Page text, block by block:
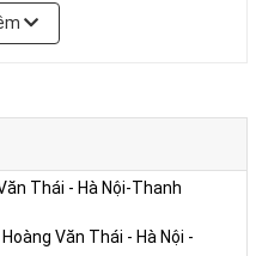
cấp cho bạn những sản
tượng doanh nghiệp của
in logo 245
Thái - Hà Nội-Thanh
Văn Thái - Hà Nội -